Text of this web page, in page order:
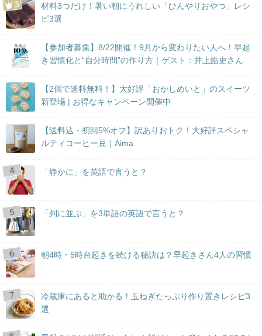
材料3つだけ！暑い朝にうれしい「ひんやりおやつ」レシ
ピ3選
【参加者募集】8/22開催！9月から変わりたい人へ！早起
き習慣化と“自分時間”の作り方｜ゲスト：井上皓史さん
【2個で送料無料！】大好評「おかしめいと」のスイーツ
新登場 | お得なキャンペーン開催中
【送料込・初回5%オフ】訳ありおトク！大好評スペシャ
ルティコーヒー豆｜Aima
「静かに」を英語で言うと？
「列に並ぶ」を3単語の英語で言うと？
朝4時・5時台起きを続ける秘訣は？早起きさん4人の習慣
冷蔵庫にあると助かる！玉ねぎたっぷり作り置きレシピ3
選